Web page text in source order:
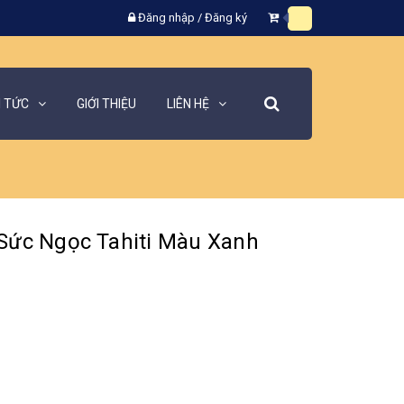
Đăng nhập / Đăng ký
TỨC GIỚI THIỆU LIÊN HỆ
Ngọc Tahiti Màu Xanh